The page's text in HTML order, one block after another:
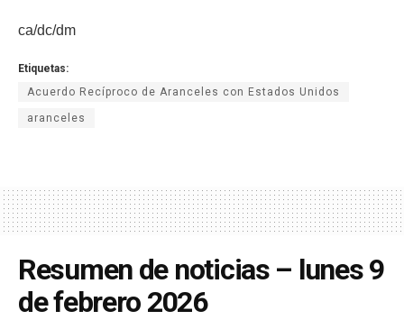
ca/dc/dm
Etiquetas:
Acuerdo Recíproco de Aranceles con Estados Unidos
aranceles
Resumen de noticias – lunes 9
de febrero 2026